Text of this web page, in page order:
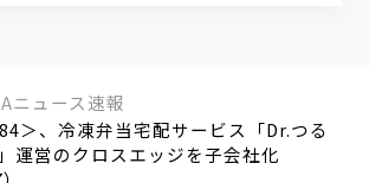
ニュース速報
＞、冷凍弁当宅配サービス「Dr.つる
運営のクロスエッジを子会社化